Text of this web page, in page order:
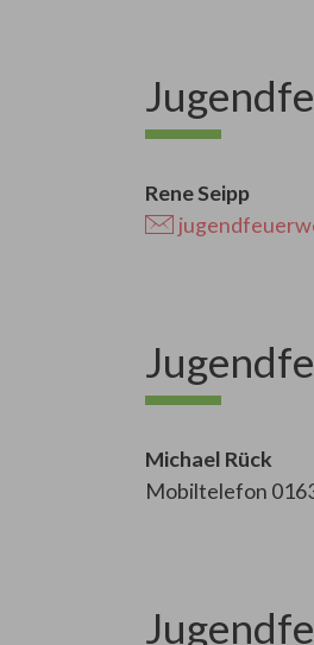
Rene Seipp
Michael Rück
Mobiltelefon